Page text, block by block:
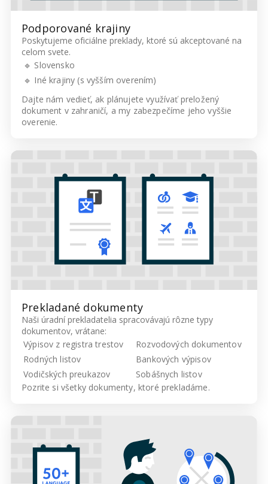
Podporované krajiny
Poskytujeme oficiálne preklady, ktoré sú akceptované na
celom svete.
🔹 Slovensko
🔹 Iné krajiny (s vyšším overením)
Dajte nám vedieť, ak plánujete využívať preložený
dokument v zahraničí, a my zabezpečíme jeho vyššie
overenie.
Prekladané dokumenty
Naši úradní prekladatelia spracovávajú rôzne typy
dokumentov, vrátane:
Výpisov z registra trestov
Rozvodových dokumentov
Rodných listov
Bankových výpisov
Vodičských preukazov
Sobášnych listov
Pozrite si všetky dokumenty, ktoré prekladáme.